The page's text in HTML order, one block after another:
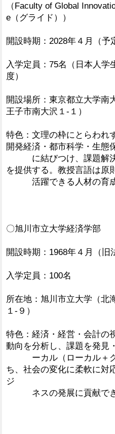
（Faculty of Global
e（グライド））
開設時期：2028年４月（予
入学定員：75名（日本人学
度）
開設場所：東京都立大学南
王子市南大沢１‐１）
特色：文理の枠にとらわれ
開発経済・都市科学・生態
に結びつけ、課題解決
を提供する。教授言語は原
活躍できる人材の育成
〇旭川市立大学経済学部
開設時期：1968年４月（旧
入学定員：100名
所在地：旭川市立大学（北
１-９）
特色：経済・経営・会計の
動向を分析し、課題を発見
ーカル（ローカル＋グ
ち、社会の変化に柔軟に対
ジ
ネスの発展に貢献でき